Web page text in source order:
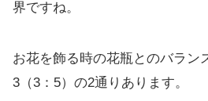
界ですね。
お花を飾る時の花瓶とのバラン
3（3：5）の2通りあります。